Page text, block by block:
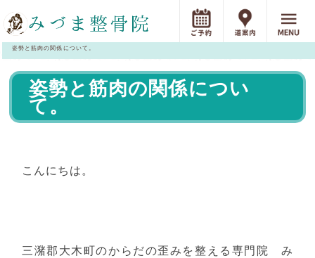
姿勢と筋肉の関係について。
姿勢と筋肉の関係につい
て。
こんにちは。
三潴郡大木町のからだの歪みを整える専門院 み